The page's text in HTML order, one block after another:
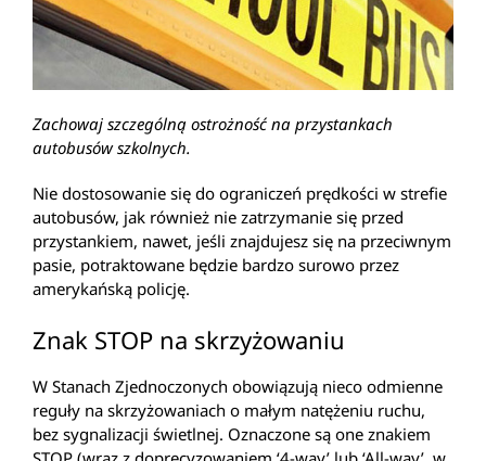
Zachowaj szczególną ostrożność na przystankach
autobusów szkolnych.
Nie dostosowanie się do ograniczeń prędkości w strefie
autobusów, jak również nie zatrzymanie się przed
przystankiem, nawet, jeśli znajdujesz się na przeciwnym
pasie, potraktowane będzie bardzo surowo przez
amerykańską policję.
Znak STOP na skrzyżowaniu
W Stanach Zjednoczonych obowiązują nieco odmienne
reguły na skrzyżowaniach o małym natężeniu ruchu,
bez sygnalizacji świetlnej. Oznaczone są one znakiem